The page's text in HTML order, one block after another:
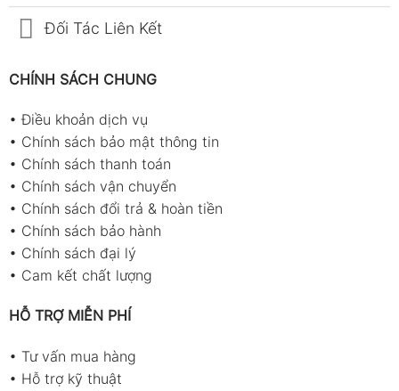
Đối Tác Liên Kết
CHÍNH SÁCH CHUNG
•Điều khoản dịch vụ
• Chính sách bảo mật thông tin
• Chính sách thanh toán
• Chính sách vận chuyển
• Chính sách đổi trả & hoàn tiền
• Chính sách bảo hành
• Chính sách đại lý
• Cam kết chất lượng
HỖ TRỢ MIỄN PHÍ
• Tư vấn mua hàng
• Hỗ trợ kỹ thuật